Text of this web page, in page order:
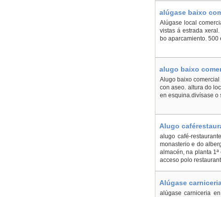
alúgase baixo
Alúgase local
vistas á estrada
bo aparcamiento. 500
alugo baixo
Alugo baixo
con aseo. altura do
en esquina.divísase o
Alugo
alugo café-
monasterio e do
almacén, na planta
acceso polo
Alúgase
alúgase carniceria